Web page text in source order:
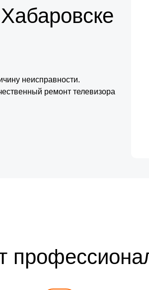
неисправности.
ремонт телевизора